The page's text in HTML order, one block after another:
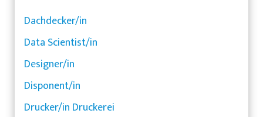
Dachdecker/in
Data Scientist/in
Designer/in
Disponent/in
Drucker/in Druckerei